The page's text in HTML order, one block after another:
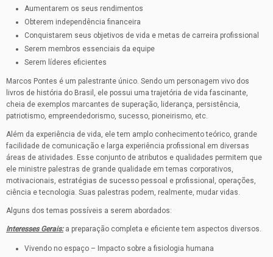
Aumentarem os seus rendimentos
Obterem independência financeira
Conquistarem seus objetivos de vida e metas de carreira profissional
Serem membros essenciais da equipe
Serem líderes eficientes
Marcos Pontes é um palestrante único. Sendo um personagem vivo dos
livros de história do Brasil, ele possui uma trajetória de vida fascinante,
cheia de exemplos marcantes de superação, liderança, persistência,
patriotismo, empreendedorismo, sucesso, pioneirismo, etc.
Além da experiência de vida, ele tem amplo conhecimento teórico, grande
facilidade de comunicação e larga experiência profissional em diversas
áreas de atividades. Esse conjunto de atributos e qualidades permitem que
ele ministre palestras de grande qualidade em temas corporativos,
motivacionais, estratégias de sucesso pessoal e profissional, operações,
ciência e tecnologia. Suas palestras podem, realmente, mudar vidas.
Alguns dos temas possíveis a serem abordados:
Interesses Gerais:a preparação completa e eficiente tem aspectos diversos.
Vivendo no espaço – Impacto sobre a fisiologia humana